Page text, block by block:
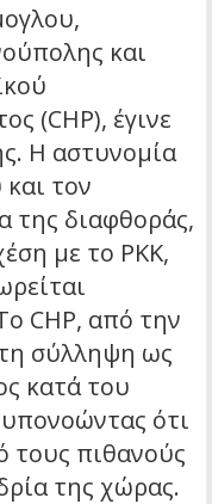
και
(CHP), έγινε
Η αστυνομία
τον
της διαφθοράς,
με το PKK,
CHP, από την
σύλληψη ως
κατά του
ότι
τους πιθανούς
της χώρας.